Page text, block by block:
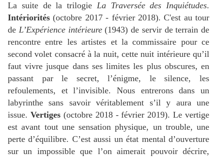
La suite de la trilogie La Traversée des Inquiétudes.
Intériorités (octobre 2017 - février 2018). C'est au tour
de L’Expérience intérieure(1943) de servir de terrain de
rencontre entre les artistes et la commissaire pour ce
second volet consacré à la nuit, cette nuit intérieure qu’il
faut vivre jusque dans ses limites les plus obscures, en
passant par le secret, l’énigme, le silence, les
refoulements, et l’invisible. Nous entrerons dans un
labyrinthe sans savoir véritablement s’il y aura une
issue. Vertiges(octobre 2018 - février 2019). Le vertige
est avant tout une sensation physique, un trouble, une
perte d’équilibre. C’est aussi un état mental d’ouverture
sur un impossible que l’on aimerait pouvoir décrire,